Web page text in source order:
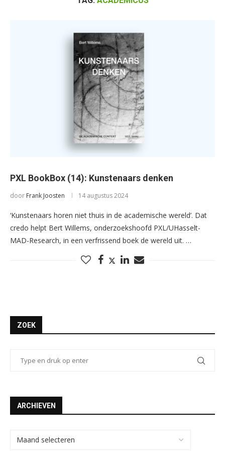
PXL BookBox (14): Kunstenaars denken
door Frank Joosten 14 augustus 2024
‘Kunstenaars horen niet thuis in de academische wereld’. Dat
credo helpt Bert Willems, onderzoekshoofd PXL/UHasselt-
MAD-Research, in een verfrissend boek de wereld uit. …
ZOEK
ARCHIEVEN